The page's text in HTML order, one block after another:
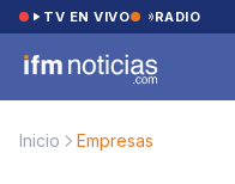
Saltar al contenido
TV EN VIVO RADIO
Inicio Empresas